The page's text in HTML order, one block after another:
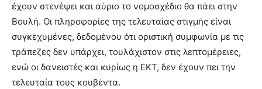
έχουν στενέψει και αύριο το νομοσχέδιο θα πάει στην
Βουλή. Οι πληροφορίες της τελευταίας στιγμής είναι
συγκεχυμένες, δεδομένου ότι οριστική συμφωνία με τις
τράπεζες δεν υπάρχει, τουλάχιστον στις λεπτομέρειες,
ενώ οι δανειστές και κυρίως η ΕΚΤ, δεν έχουν πει την
τελευταία τους κουβέντα.